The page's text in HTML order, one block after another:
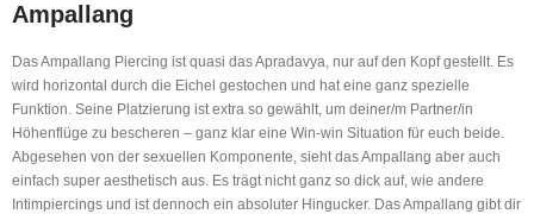
Ampallang
Das Ampallang Piercing ist quasi das Apradavya, nur auf den Kopf gestellt. Es
wird horizontal durch die Eichel gestochen und hat eine ganz spezielle
Funktion. Seine Platzierung ist extra so gewählt, um deiner/m Partner/in
Höhenflüge zu bescheren – ganz klar eine Win-win Situation für euch beide.
Abgesehen von der sexuellen Komponente, sieht das Ampallang aber auch
einfach super aesthetisch aus. Es trägt nicht ganz so dick auf, wie andere
Intimpiercings und ist dennoch ein absoluter Hingucker. Das Ampallang gibt dir